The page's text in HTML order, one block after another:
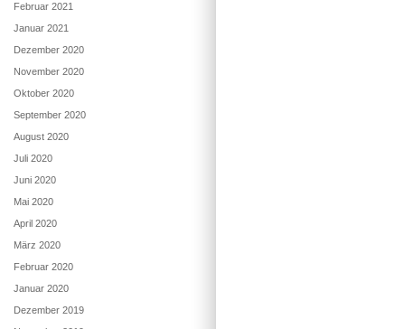
Februar 2021
Januar 2021
Dezember 2020
November 2020
Oktober 2020
September 2020
August 2020
Juli 2020
Juni 2020
Mai 2020
April 2020
März 2020
Februar 2020
Januar 2020
Dezember 2019